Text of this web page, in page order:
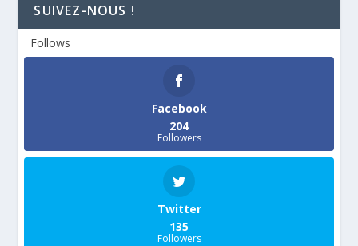
SUIVEZ-NOUS !
Follows
Facebook
204
Followers
Twitter
135
Followers